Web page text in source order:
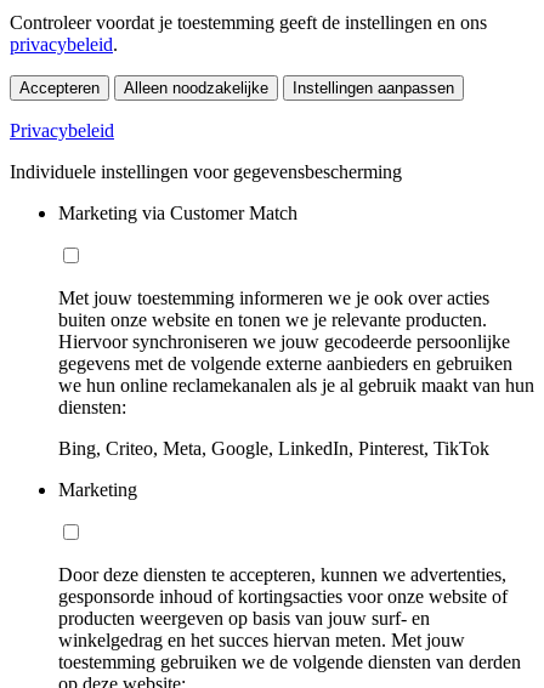
Controleer voordat je toestemming geeft de instellingen en ons
privacybeleid.
Accepteren Alleen noodzakelijke Instellingen aanpassen
Privacybeleid
Individuele instellingen voor gegevensbescherming
Marketing via Customer Match
Met jouw toestemming informeren we je ook over acties
buiten onze website en tonen we je relevante producten.
Hiervoor synchroniseren we jouw gecodeerde persoonlijke
gegevens met de volgende externe aanbieders en gebruiken
we hun online reclamekanalen als je al gebruik maakt van hun
diensten:
Bing, Criteo, Meta, Google, LinkedIn, Pinterest, TikTok
Marketing
Door deze diensten te accepteren, kunnen we advertenties,
gesponsorde inhoud of kortingsacties voor onze website of
producten weergeven op basis van jouw surf- en
winkelgedrag en het succes hiervan meten. Met jouw
toestemming gebruiken we de volgende diensten van derden
op deze website: